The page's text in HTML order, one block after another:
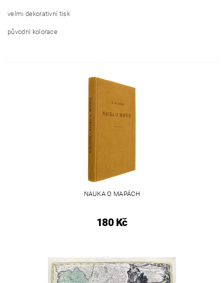
velmi dekorativní tisk
původní kolorace
NAUKA O MAPÁCH
180 Kč